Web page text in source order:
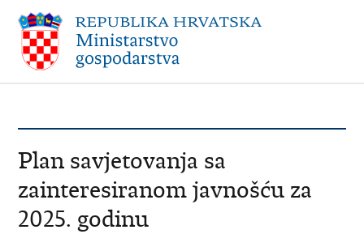
Plan savjetovanja sa
zainteresiranom javnošću za
2025. godinu